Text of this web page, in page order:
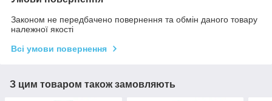
Законом не передбачено повернення та обмін даного товару
належної якості
Всі умови повернення
З цим товаром також замовляють